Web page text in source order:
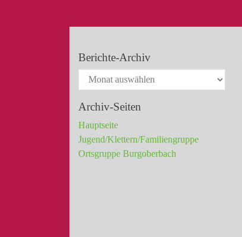
Berichte-Archiv
Archiv-Seiten
Hauptseite
Jugend/Klettern/Familiengruppe
Ortsgruppe Burgoberbach